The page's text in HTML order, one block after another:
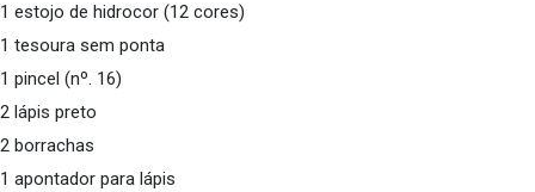
1 estojo de hidrocor (12 cores)
1 tesoura sem ponta
1 pincel (nº. 16)
2 lápis preto
2 borrachas
1 apontador para lápis